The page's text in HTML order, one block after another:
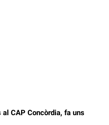
al CAP Concòrdia, fa uns